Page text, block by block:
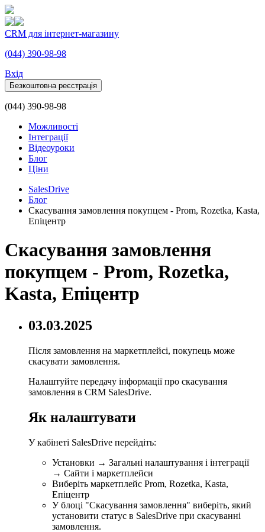
CRM для інтернет-магазину
(044) 390-98-98
Вхiд
Безкоштовна реєстрація
(044) 390-98-98
Можливості
Інтеграції
Відеоуроки
Блог
Ціни
SalesDrive
Блог
Скасування замовлення покупцем - Prom, Rozetka, Kasta,
Епіцентр
Скасування замовлення
покупцем - Prom, Rozetka,
Kasta, Епіцентр
03.03.2025
Після замовлення на маркетплейсі, покупець може
скасувати замовлення.
Налаштуйте передачу інформації про скасування
замовлення в CRM SalesDrive.
Як налаштувати
У кабінеті SalesDrive перейдіть:
Установки → Загальні налаштування і інтеграції
→ Сайти і маркетплейси
Виберіть маркетплейс Prom, Rozetka, Kasta,
Епіцентр
У блоці "Скасування замовлення" виберіть, який
установити статус в SalesDrive при скасуванні
замовлення.